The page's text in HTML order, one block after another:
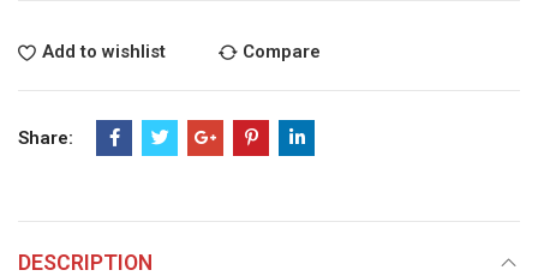
Add to wishlist Compare
Share:
DESCRIPTION